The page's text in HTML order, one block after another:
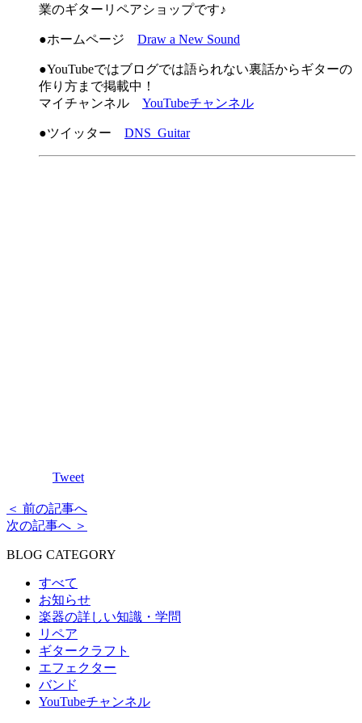
業のギターリペアショップです♪
●ホームページ Draw a New Sound
●YouTubeではブログでは語られない裏話からギターの
作り方まで掲載中！
マイチャンネル YouTubeチャンネル
●ツイッター DNS_Guitar
Tweet
＜ 前の記事へ
次の記事へ ＞
BLOG CATEGORY
すべて
お知らせ
楽器の詳しい知識・学問
リペア
ギタークラフト
エフェクター
バンド
YouTubeチャンネル